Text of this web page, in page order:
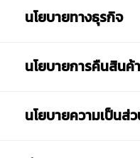
นโยบายทางธุรกิจ
นโยบายการคืนสินค้า
นโยบายความเป็นส่